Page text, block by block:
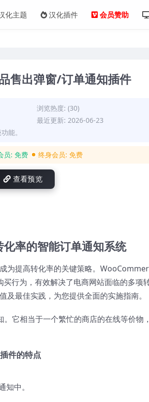
化主题 汉化插件 会员赞助
出弹窗/订单通知插件
浏览热度: (30)
最近更新: 2026-06-23
能。
员:免费 终身会员:免费
查看预览
率的智能订单通知系统
为提高转化率的关键策略。
行为，有效解决了电商网站面临的多项
最佳实践，为您提供全面的实施指南。
它相当于一个繁忙的商店的在线等价物
件的特点
中。